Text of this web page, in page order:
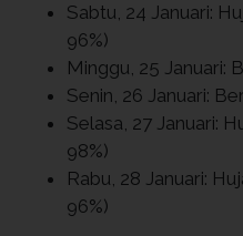
Sabtu, 24 Januari:
96%)
Minggu, 25 Januari:
Senin, 26 Januari:
Selasa, 27 Januari:
98%)
Rabu, 28 Januari:
96%)